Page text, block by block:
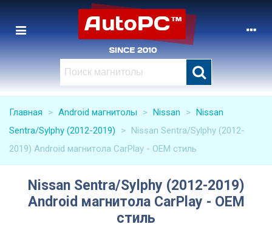
Главная > Android магнитолы > Nissan > Nissan
Sentra/Sylphy (2012-2019)
> Nissan Sentra/Sylphy (2012-
2019) Android магнитола CarPlay - OEM стиль
Nissan Sentra/Sylphy (2012-2019)
Android магнитола CarPlay - OEM
стиль